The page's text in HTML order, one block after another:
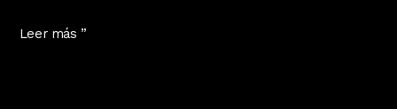
FIRMAN
Leer más ”